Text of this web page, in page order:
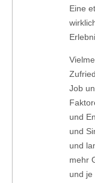
Eine
Job
und
und
und
mehr
und je